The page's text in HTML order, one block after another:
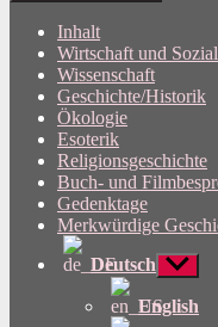
Inhalt
Wirtschaft und
Wissenschaft
Geschichte/Historik
Ökologie
Esoterik
Religionsgeschichte
Buch- und
Gedenktage
Merkwürdige
Deutsch
anzeigen
English